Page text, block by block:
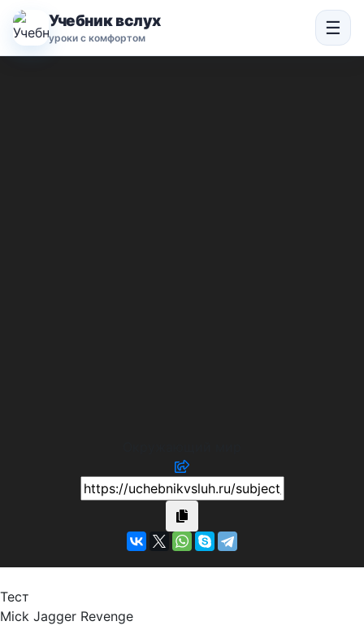
Учебник вслух
уроки с комфортом ☰
Тест
Mick Jagger Revenge